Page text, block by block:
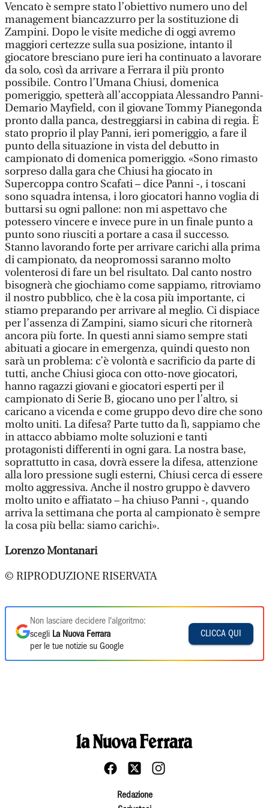
Vencato è sempre stato l’obiettivo numero uno del
management biancazzurro per la sostituzione di
Zampini. Dopo le visite mediche di oggi avremo
maggiori certezze sulla sua posizione, intanto il
giocatore bresciano pure ieri ha continuato a lavorare
da solo, così da arrivare a Ferrara il più pronto
possibile. Contro l’Umana Chiusi, domenica
pomeriggio, spetterà all’accoppiata Alessandro Panni-
Demario Mayfield, con il giovane Tommy Pianegonda
pronto dalla panca, destreggiarsi in cabina di regia. È
stato proprio il play Panni, ieri pomeriggio, a fare il
punto della situazione in vista del debutto in
campionato di domenica pomeriggio. «Sono rimasto
sorpreso dalla gara che Chiusi ha giocato in
Supercoppa contro Scafati – dice Panni -, i toscani
sono squadra intensa, i loro giocatori hanno voglia di
buttarsi su ogni pallone: non mi aspettavo che
potessero vincere e invece pure in un finale punto a
punto sono riusciti a portare a casa il successo.
Stanno lavorando forte per arrivare carichi alla prima
di campionato, da neopromossi saranno molto
volenterosi di fare un bel risultato. Dal canto nostro
bisognerà che giochiamo come sappiamo, ritroviamo
il nostro pubblico, che è la cosa più importante, ci
stiamo preparando per arrivare al meglio. Ci dispiace
per l’assenza di Zampini, siamo sicuri che ritornerà
ancora più forte. In questi anni siamo sempre stati
abituati a giocare in emergenza, quindi questo non
sarà un problema: c’è volontà e sacrificio da parte di
tutti, anche Chiusi gioca con otto-nove giocatori,
hanno ragazzi giovani e giocatori esperti per il
campionato di Serie B, giocano uno per l’altro, si
caricano a vicenda e come gruppo devo dire che sono
molto uniti. La difesa? Parte tutto da lì, sappiamo che
in attacco abbiamo molte soluzioni e tanti
protagonisti differenti in ogni gara. La nostra base,
soprattutto in casa, dovrà essere la difesa, attenzione
alla loro pressione sugli esterni, Chiusi cerca di essere
molto aggressiva. Anche il nostro gruppo è davvero
molto unito e affiatato – ha chiuso Panni -, quando
arriva la settimana che porta al campionato è sempre
la cosa più bella: siamo carichi».
Lorenzo Montanari
© RIPRODUZIONE RISERVATA
Non lasciare decidere l'algoritmo:
scegli La Nuova Ferrara
per le tue notizie su Google
CLICCA QUI
Redazione